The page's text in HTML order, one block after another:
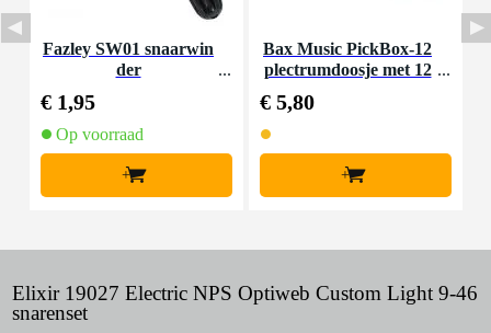
Fazley SW01 snaarwin
der
€ 1,95
Op voorraad
+
Bax Music PickBox-12
plectrumdoosje met 12
€ 5,80
+
Elixir 19027 Electric NPS Optiweb Custom Light 9-46
snarenset